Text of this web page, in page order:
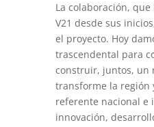
La colaboración,
V21 desde sus
el proyecto. Hoy
trascendental para
construir, juntos, un
transforme la región
referente nacional e
innovación,